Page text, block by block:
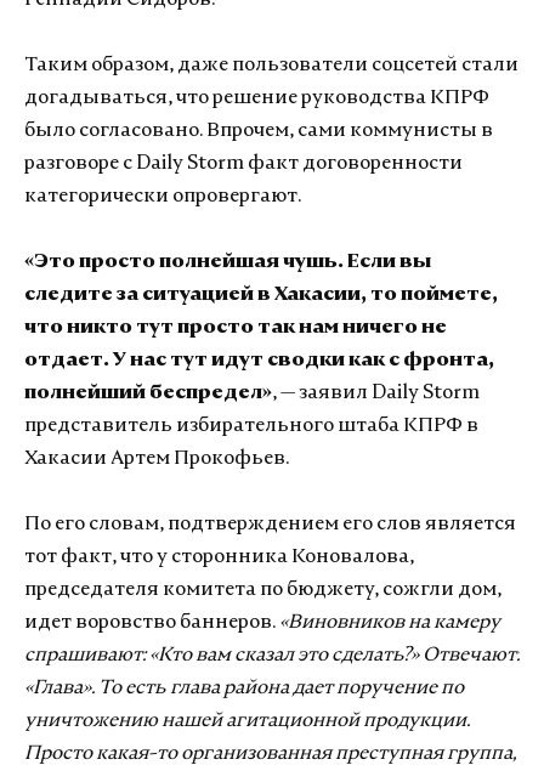
Таким образом, даже пользователи соцсетей стали
догадываться, что решение руководства КПРФ
было согласовано. Впрочем, сами коммунисты в
разговоре с Daily Storm факт договоренности
категорически опровергают.
«Это просто полнейшая чушь. Если вы
следите за ситуацией в Хакасии, то поймете,
что никто тут просто так нам ничего не
отдает. У нас тут идут сводки как с фронта,
полнейший беспредел», — заявил Daily Storm
представитель избирательного штаба КПРФ в
Хакасии Артем Прокофьев.
По его словам, подтверждением его слов является
тот факт, что у сторонника Коновалова,
председателя комитета по бюджету, сожгли дом,
идет воровство баннеров. «Виновников на камеру
спрашивают: «Кто вам сказал это сделать?» Отвечают:
«Глава». То есть глава района дает поручение по
уничтожению нашей агитационной продукции.
Просто какая-то организованная преступная группа,